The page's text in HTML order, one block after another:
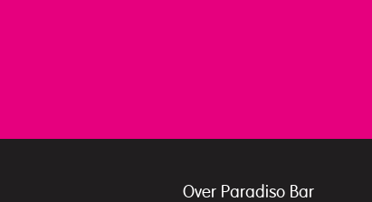
Over Paradiso Bar